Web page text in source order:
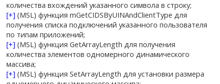
количества вхождений указанного символа в строку;
[+] (MSL) функция mGetCIDSByUINAndClientType для
получения списка подключений указанного пользователя
по типам приложений;
[+] (MSL) функция GetArrayLength для получения
количества элементов одномерного динамического
массива;
[+] (MSL) функция SetArrayLength для установки размера